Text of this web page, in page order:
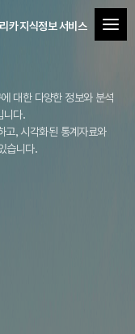
카 지식정보 서비스
대한 다양한 정보와 분석
니다.
고, 시각화된 통계자료와
습니다.